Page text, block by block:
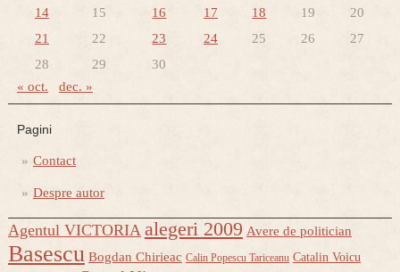
14
15 16 17 18 19
20
21
22 23 24 25 26
27
28
29 30
« oct. dec. »
Pagini
Contact
Despre autor
Agentul VICTORIA alegeri 2009 Avere de politician
Basescu Bogdan Chirieac Calin Popescu Tariceanu Catalin Voicu